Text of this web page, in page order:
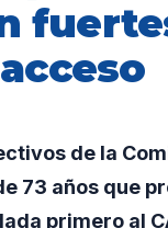
de la
73 años que
primero al